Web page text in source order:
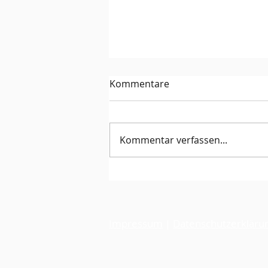
Kommentare
Kommentar verfassen...